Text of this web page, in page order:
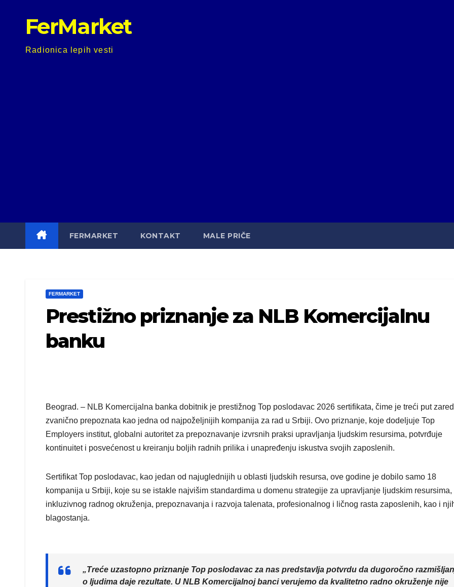
FerMarket
Radionica lepih vesti
FERMARKET KONTAKT MALE PRIČE
FERMARKET
Prestižno priznanje za NLB Komercijalnu
banku
Beograd. – NLB Komercijalna banka dobitnik je prestižnog Top poslodavac 2026 sertifikata, čime je treći put
zvanično prepoznata kao jedna od najpoželjnijih kompanija za rad u Srbiji. Ovo priznanje, koje dodeljuje Top
Employers institut, globalni autoritet za prepoznavanje izvrsnih praksi upravljanja ljudskim resursima, potvrđuje
kontinuitet i posvećenost u kreiranju boljih radnih prilika i unapređenju iskustva svojih zaposlenih.
Sertifikat Top poslodavac, kao jedan od najuglednijih u oblasti ljudskih resursa, ove godine je dobilo samo 18
kompanija u Srbiji, koje su se istakle najvišim standardima u domenu strategije za upravljanje ljudskim resursima,
inkluzivnog radnog okruženja, prepoznavanja i razvoja talenata, profesionalnog i ličnog rasta zaposlenih, kao i
blagostanja.
„Treće uzastopno priznanje Top poslodavac za nas predstavlja potvrdu da dugoročno
o ljudima daje rezultate. U NLB Komercijalnoj banci verujemo da kvalitetno radno okruženje nije
dan